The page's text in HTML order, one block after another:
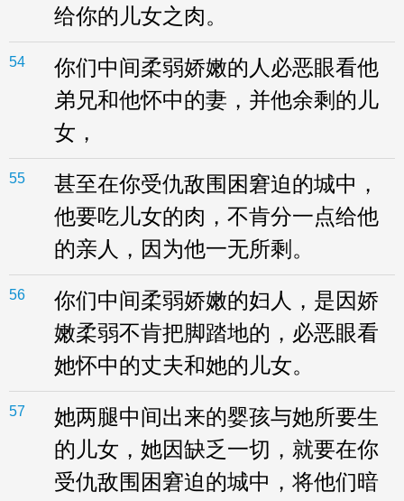
给你的儿女之肉。
54
你们中间柔弱娇嫩的人必恶眼看他
弟兄和他怀中的妻，并他余剩的儿
女，
55
甚至在你受仇敌围困窘迫的城中，
他要吃儿女的肉，不肯分一点给他
的亲人，因为他一无所剩。
56
你们中间柔弱娇嫩的妇人，是因娇
嫩柔弱不肯把脚踏地的，必恶眼看
她怀中的丈夫和她的儿女。
57
她两腿中间出来的婴孩与她所要生
的儿女，她因缺乏一切，就要在你
受仇敌围困窘迫的城中，将他们暗